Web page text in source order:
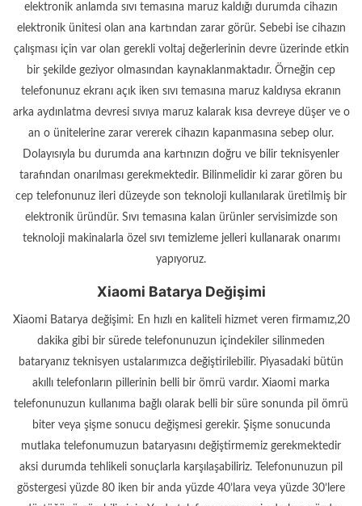
elektronik anlamda sıvı temasına maruz kaldığı durumda cihazın
elektronik ünitesi olan ana kartından zarar görür. Sebebi ise cihazın
çalışması için var olan gerekli voltaj değerlerinin devre üzerinde etkin
bir şekilde geziyor olmasından kaynaklanmaktadır. Örneğin cep
telefonunuz ekranı açık iken sıvı temasına maruz kaldıysa ekranın
arka aydınlatma devresi sıvıya maruz kalarak kısa devreye düşer ve o
an o ünitelerine zarar vererek cihazın kapanmasına sebep olur.
Dolayısıyla bu durumda ana kartınızın doğru ve bilir teknisyenler
tarafından onarılması gerekmektedir. Bilinmelidir ki zarar gören bu
cep telefonunuz ileri düzeyde son teknoloji kullanılarak üretilmiş bir
elektronik üründür. Sıvı temasına kalan ürünler servisimizde son
teknoloji makinalarla özel sıvı temizleme jelleri kullanarak onarımı
yapıyoruz.
Xiaomi Batarya Değişimi
Xiaomi Batarya değişimi: En hızlı en kaliteli hizmet veren firmamız,20
dakika gibi bir sürede telefonunuzun içindekiler silinmeden
bataryanız teknisyen ustalarımızca değiştirilebilir. Piyasadaki bütün
akıllı telefonların pillerinin belli bir ömrü vardır. Xiaomi marka
telefonunuzun kullanıma bağlı olarak belli bir süre sonunda pil ömrü
biter veya şişme sonucu değişmesi gerekir. Şişme sonucunda
mutlaka telefonumuzun bataryasını değiştirmemiz gerekmektedir
aksi durumda tehlikeli sonuçlarla karşılaşabiliriz. Telefonunuzun pil
göstergesi yüzde 80 iken bir anda yüzde 40’lara veya yüzde 30’lere